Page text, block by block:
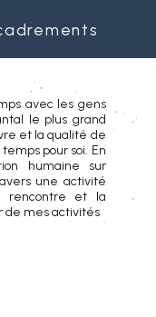
avec les gens
le plus grand
et la qualité de
pour soi. En
humaine sur
une activité
rencontre et la
mes activités